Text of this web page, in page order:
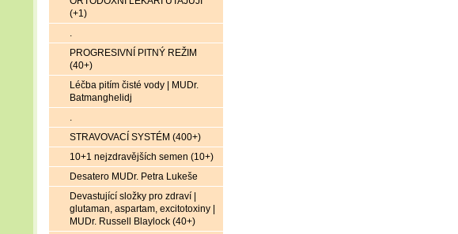
(+1)
.
PROGRESIVNÍ PITNÝ REŽIM
(40+)
Léčba pitím čisté vody | MUDr.
Batmanghelidj
.
STRAVOVACÍ SYSTÉM (400+)
10+1 nejzdravějších semen (10+)
Desatero MUDr. Petra Lukeše
Devastující složky pro zdraví |
glutaman, aspartam, excitotoxiny |
MUDr. Russell Blaylock (40+)